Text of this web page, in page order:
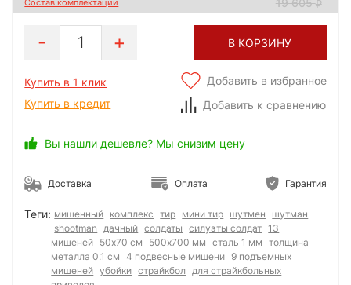
Состав комплектации 19 605
1 В КОРЗИНУ
Купить в 1 клик
Купить в кредит
Добавить в избранное
Добавить к сравнению
Вы нашли дешевле? Мы снизим цену
Доставка Оплата Гарантия
Теги: мишенный комплекс тир мини тир шутмен
шутман
shootman
дачный солдаты силуэты солдат 13
мишеней 50x70 см 500x700 мм сталь 1 мм
толщина
металла 0.1 см
4 подвесные мишени 9 подъемных
мишеней убойки страйкбол
для страйкбольных